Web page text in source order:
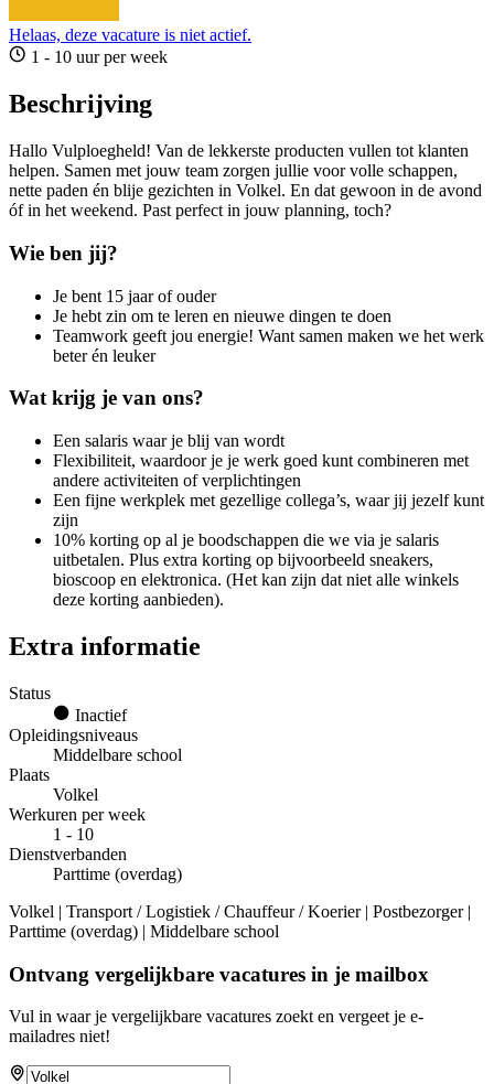
Helaas, deze vacature is niet actief.
1 - 10 uur per week
Beschrijving
Hallo Vulploegheld! Van de lekkerste producten vullen tot klanten
helpen. Samen met jouw team zorgen jullie voor volle schappen,
nette paden én blije gezichten in Volkel. En dat gewoon in de avond
óf in het weekend. Past perfect in jouw planning, toch?
Wie ben jij?
Je bent 15 jaar of ouder
Je hebt zin om te leren en nieuwe dingen te doen
Teamwork geeft jou energie! Want samen maken we het werk
beter én leuker
Wat krijg je van ons?
Een salaris waar je blij van wordt
Flexibiliteit, waardoor je je werk goed kunt combineren met
andere activiteiten of verplichtingen
Een fijne werkplek met gezellige collega’s, waar jij jezelf kunt
zijn
10% korting op al je boodschappen die we via je salaris
uitbetalen. Plus extra korting op bijvoorbeeld sneakers,
bioscoop en elektronica. (Het kan zijn dat niet alle winkels
deze korting aanbieden).
Extra informatie
Status
Inactief
Opleidingsniveaus
Middelbare school
Plaats
Volkel
Werkuren per week
1 - 10
Dienstverbanden
Parttime (overdag)
Volkel | Transport / Logistiek / Chauffeur / Koerier | Postbezorger |
Parttime (overdag) | Middelbare school
Ontvang vergelijkbare vacatures in je mailbox
Vul in waar je vergelijkbare vacatures zoekt en vergeet je e-
mailadres niet!